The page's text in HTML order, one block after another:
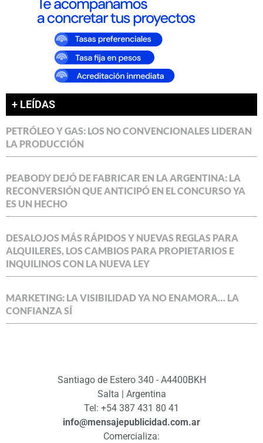
+ LEÍDAS
PETRÓLEO Y GAS: LOS NO CONVENCIONALES LIDERAN
LA PRODUCCIÓN
PEABODY DEJÓ DE FABRICAR EN LA ARGENTINA: LA
RECONVERSIÓN QUE ANTICIPÓ EN EL CONCURSO YA
ES UN HECHO
DESALOJOS MÁS RÁPIDOS Y NUEVAS REGLAS PARA
ALQUILERES, LOS CAMBIOS PARA PROPIETARIOS E
INQUILINOS CON LA NUEVA LEY
MARKETING: LA VISIBILIDAD YA NO ENAMORA… LA
CONFIANZA SÍ
Santiago de Estero 340 - A4400BKH
Salta | Argentina
Tel: +54 387 431 80 41
info@mensajepublicidad.com.ar
Comercializa: